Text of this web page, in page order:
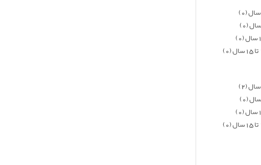
(0)
(0)
(0)
(0)
(2)
(0)
(0)
(0)